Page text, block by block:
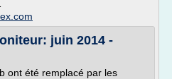
juin 2014 -
ont été remplacé par les